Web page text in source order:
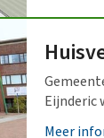
Eijnderic
Meer